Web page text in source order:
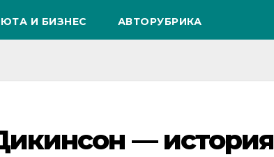
И БИЗНЕС АВТОРУБРИКА
— история